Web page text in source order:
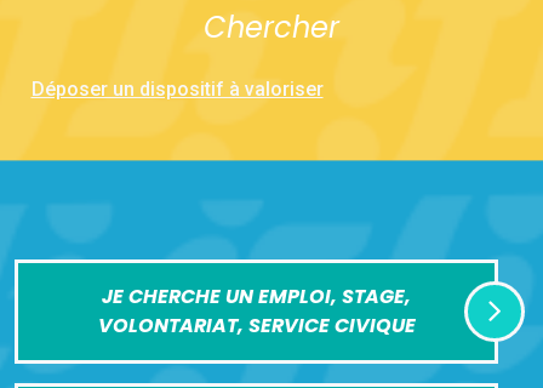
Chercher
Déposer un dispositif à valoriser
JE CHERCHE UN EMPLOI, STAGE,
VOLONTARIAT, SERVICE CIVIQUE